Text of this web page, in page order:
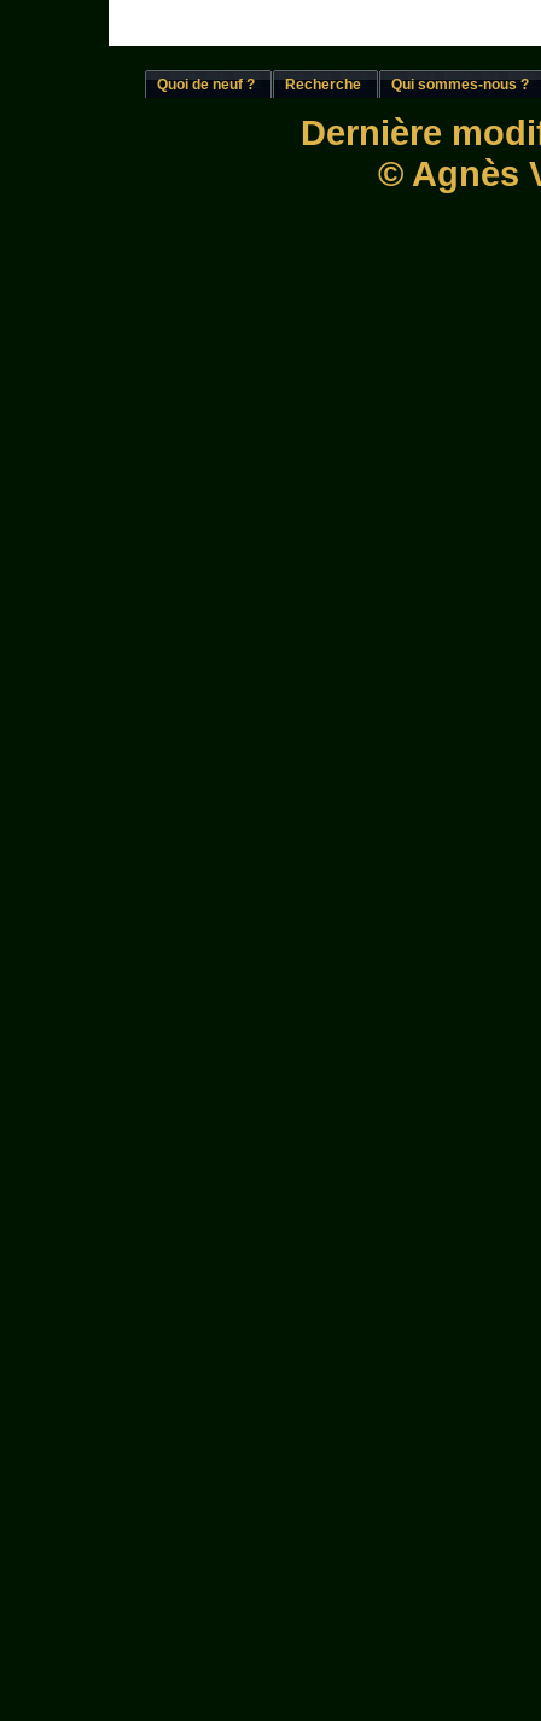
Quoi de neuf ? Recherche Qui sommes-nous ?
Dernière
© Agnès